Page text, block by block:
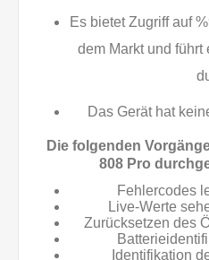
Es bietet Zugriff auf
dem Markt und
Das Gerät hat
Die folgenden
808 Pro
Fehlercodes
Live-Werte
Zurücksetzen des
Identifikation